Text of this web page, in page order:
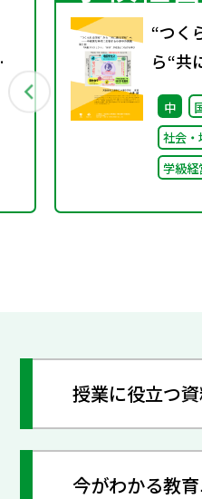
“つく
ら“共
不確
小津
「共
ト」“
がる
中
社会・
学級経
授業に役立つ
今がわかる教